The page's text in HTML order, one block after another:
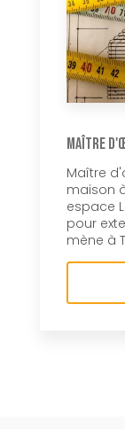
Maître
Maître
maison
espace
pour
mène à